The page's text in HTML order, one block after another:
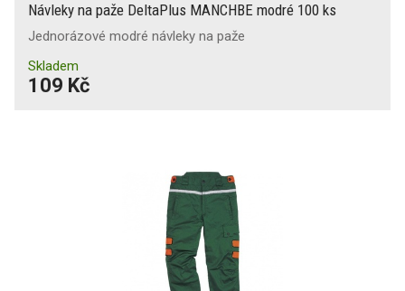
Návleky na paže DeltaPlus MANCHBE modré 100 ks
Jednorázové modré návleky na paže
Skladem
109 Kč